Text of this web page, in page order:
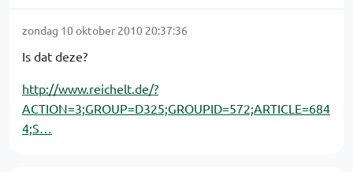
zondag 10 oktober 2010 20:37:36
Is dat deze?
http://www.reichelt.de/?
ACTION=3;GROUP=D325;GROUPID=572;ARTICLE=684
4;S…